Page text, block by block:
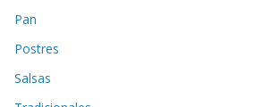
Pan
Postres
Salsas